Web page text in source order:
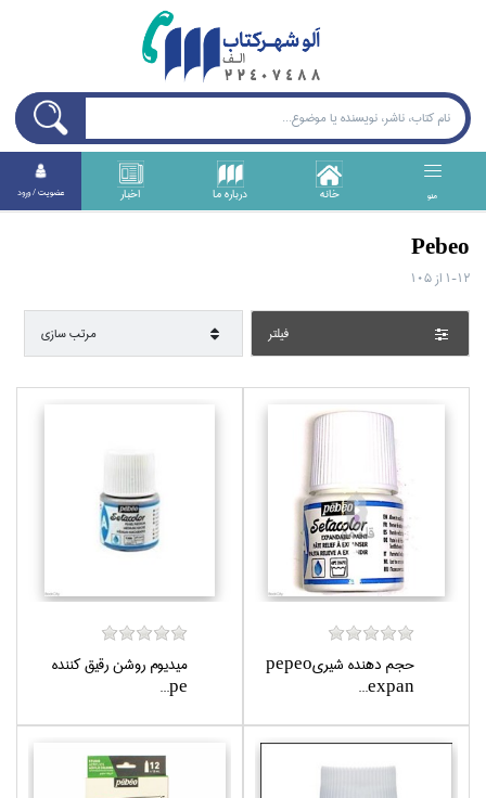
منو خانه درباره ما اخبار عضويت / ورود
Pebeo
1-12 از105
فيلتر مرتب سازي
حجم دهنده شيريpepeo
expan...
ميديوم روشن رقيق كننده
pe...